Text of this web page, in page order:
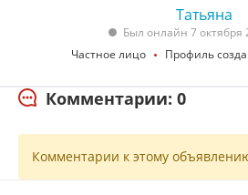
Татьяна
Был онлайн 7 октября
Частное лицо
Профиль
Комментарии: 0
Комментарии к этому